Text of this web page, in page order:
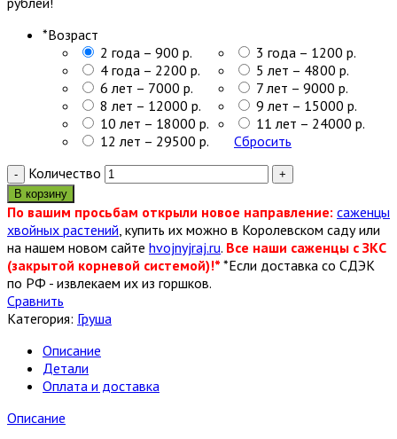
*Возраст
2 года – 900 р.
3 года – 1200 р.
4 года – 2200 р.
5 лет – 4800 р.
6 лет – 7000 р.
7 лет – 9000 р.
8 лет – 12000 р.
9 лет – 15000 р.
10 лет – 18000 р.
11 лет – 24000 р.
12 лет – 29500 р.
Сбросить
Количество
В корзину
По вашим просьбам открыли новое направление: саженцы
хвойных растений , купить их можно в Королевском саду или
на нашем новом сайте hvojnyjraj.ru. Все наши саженцы с ЗКС
(закрытой корневой системой)!* *Если доставка со СДЭК
по РФ - извлекаем их из горшков.
Сравнить
Категория: Груша
Описание
Детали
Оплата и доставка
Описание